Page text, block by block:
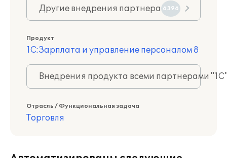
Другие внедрения партнера 6396
Продукт
1С:Зарплата и управление персоналом 8
Внедрения продукта всеми партнерами
Отрасль / Функциональная задача
Торговля